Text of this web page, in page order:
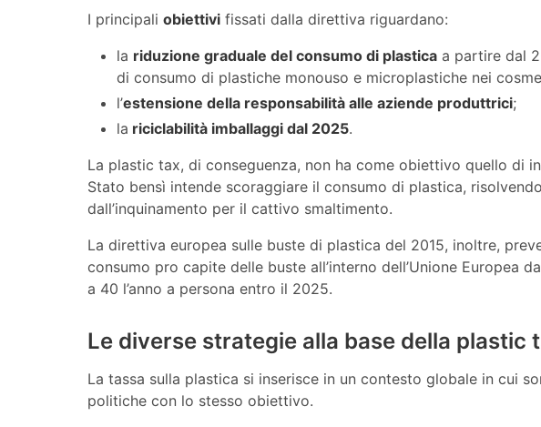
I principali obiettivi fissati dalla direttiva riguardano:
la riduzione graduale del consumo di plastica a partire dal
di consumo di plastiche monouso e microplastiche nei
l’estensione della responsabilità alle aziende produttrici;
la riciclabilità imballaggi dal 2025.
La plastic tax, di conseguenza, non ha come obiettivo quello di
Stato bensì intende scoraggiare il consumo di plastica,
dall’inquinamento per il cattivo smaltimento.
La direttiva europea sulle buste di plastica del 2015, inoltre,
consumo pro capite delle buste all’interno dell’Unione Europea
a 40 l’anno a persona entro il 2025.
Le diverse strategie alla base della plastic
La tassa sulla plastica si inserisce in un contesto globale in cui
politiche con lo stesso obiettivo.